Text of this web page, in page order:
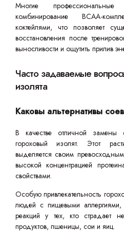
Многие профессиональные
комбинирование BCAA-
коктейлями, что позволяет
восстановления после
выносливости и ощутить прилив
Часто задаваемые
изолята
Каковы альтернативы
В качестве отличной замены
гороховый изолят. Этот
выделяется своим
высокой концентрацией
свойствами.
Особую привлекательность
людей с пищевыми
реакций у тех, кто страдает
продуктов, пшеницы, сои и яиц.